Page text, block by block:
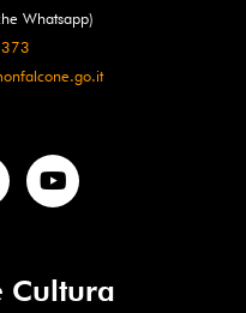
Whatsapp)
Cultura